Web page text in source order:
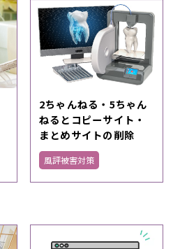
2ちゃんねる・5ちゃん
ねるとコピーサイト・
まとめサイトの削除
風評被害対策